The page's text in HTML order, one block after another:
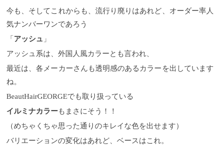
今も、そしてこれからも、流行り廃りはあれど、オーダー率人
気ナンバーワンであろう
「 アッシュ 」
アッシュ系は、外国人風カラーとも言われ、
最近は、各メーカーさんも透明感のあるカラーを出しています
ね。
BeautHairGEORGEでも取り扱っている
イルミナカラーもまさにそう！！
（めちゃくちゃ思った通りのキレイな色を出せます）
バリエーションの変化はあれど、ベースはこれ。